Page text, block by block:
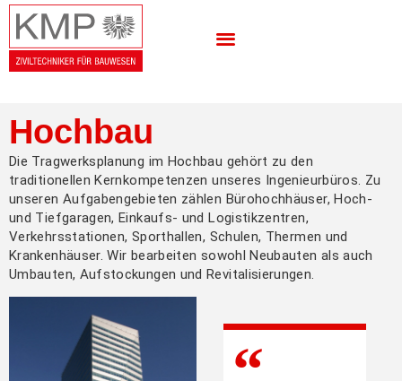
Hochbau
Die Tragwerksplanung im Hochbau gehört zu den
traditionellen Kernkompetenzen unseres Ingenieurbüros. Zu
unseren Aufgabengebieten zählen Bürohochhäuser, Hoch-
und Tiefgaragen, Einkaufs- und Logistikzentren,
Verkehrsstationen, Sporthallen, Schulen, Thermen und
Krankenhäuser. Wir bearbeiten sowohl Neubauten als auch
Umbauten, Aufstockungen und Revitalisierungen.